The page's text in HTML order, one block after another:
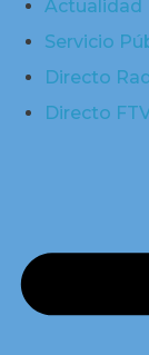
Actualidad
Servicio
Directo
Directo